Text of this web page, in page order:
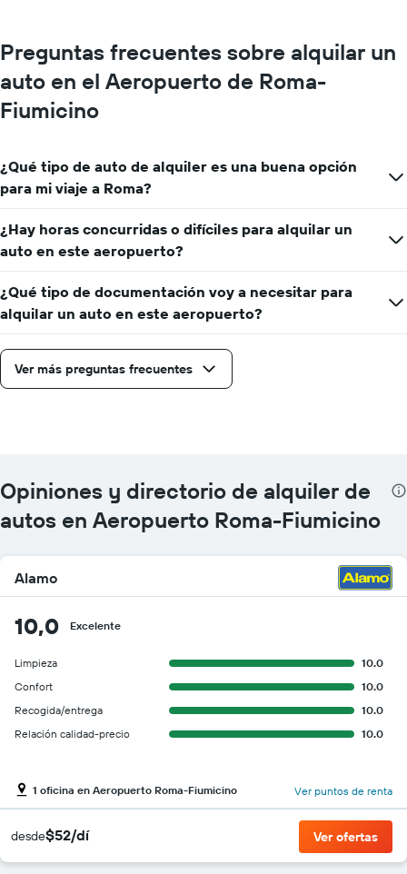
Preguntas frecuentes sobre alquilar un
auto en el Aeropuerto de Roma-
Fiumicino
¿Qué tipo de auto de alquiler es una buena opción
para mi viaje a Roma?
¿Hay horas concurridas o difíciles para alquilar un
auto en este aeropuerto?
¿Qué tipo de documentación voy a necesitar para
alquilar un auto en este aeropuerto?
Ver más preguntas frecuentes
Opiniones y directorio de alquiler de
autos en Aeropuerto Roma-Fiumicino
Alamo
10,0 Excelente
Limpieza
10.0
Confort
10.0
Recogida/entrega
10.0
Relación calidad-precio
10.0
1 oficina en Aeropuerto Roma-Fiumicino Ver puntos de renta
desde$52/dí Ver ofertas